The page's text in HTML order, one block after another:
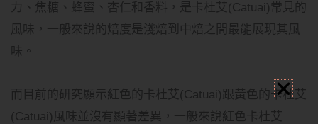
力、焦糖、蜂蜜、杏仁和香料，是卡杜艾(Catuai)常見的
風味，一般來說的焙度是淺焙到中焙之間最能展現其風
味。
而目前的研究顯示紅色的卡杜艾(Catuai)跟黃色的卡杜艾
(Catuai)風味並沒有顯著差異，一般來說紅色卡杜艾